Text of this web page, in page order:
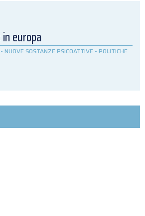
europa
- NUOVE SOSTANZE PSICOATTIVE - POLITICHE